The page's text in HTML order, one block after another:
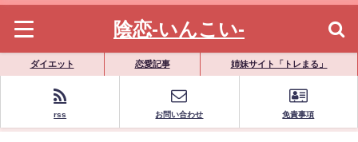
陰恋-いんこい-
ダイエット 恋愛記事 姉妹サイト「トレまる」
rss お問い合わせ 免責事項